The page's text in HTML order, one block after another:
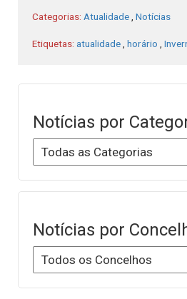
Categorias: Atualidade, Notícias
Etiquetas: atualidade, horário ,
Notícias por
Notícias por